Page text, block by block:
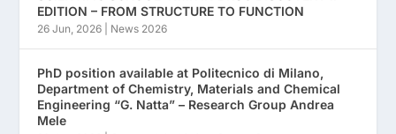
EDITION – FROM STRUCTURE TO FUNCTION
26 Jun, 2026 News 2026
PhD position available at Politecnico di Milano,
Department of Chemistry, Materials and Chemical
Engineering “G. Natta” – Research Group Andrea
Mele